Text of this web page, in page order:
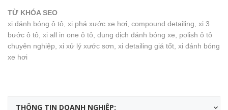
TỪ KHÓA SEO
xi đánh bóng ô tô, xi phá xước xe hơi, compound detailing, xi 3
bước ô tô, xi all in one ô tô, dung dịch đánh bóng xe, polish ô tô
chuyên nghiệp, xi xử lý xước sơn, xi detailing giá tốt, xi đánh bóng
xe hơi
THÔNG TIN DOANH NGHIỆP: